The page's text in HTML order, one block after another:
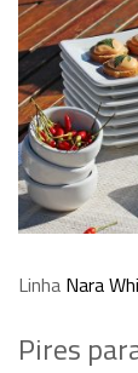
Linha Nara
Pires